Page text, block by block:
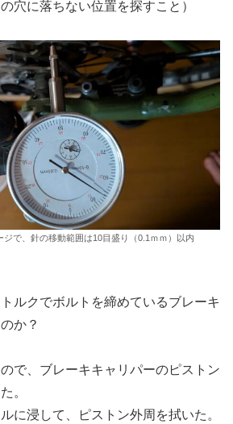
穴に落ちない位置を探すこと）
で、針の移動範囲は10目盛り（0.1ｍｍ）以内
ルクでボルトを締めているブレーキ
のか？
で、ブレーキキャリパーのピストン
。
に浸して、ピストン外周を拭いた。